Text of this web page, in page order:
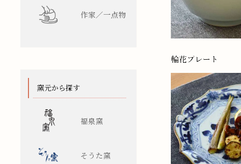
作家／一点物
窯元から探す
福泉窯
そうた窯